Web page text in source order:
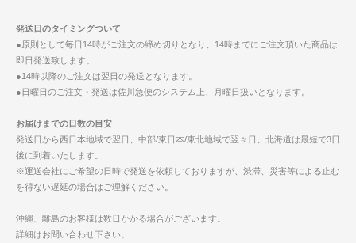
発送日のタイミングついて
●原則として毎日14時がご注文の締め切りとなり、14時までにご注文頂いた商品は
即日発送致します。
●14時以降のご注文は翌日の発送となります。
●日曜日のご注文・発送は佐川急便のシステム上、月曜日扱いとなります。
お届けまでの日数の目安
発送日から西日本地域で翌日、中部/東日本/東北地域で翌々日、北海道は最短で3日
後に到着いたします。
※運送会社にご希望の日時で発送を依頼しておりますが、渋滞、災害等による止む
を得ない遅延の場合はご理解ください。
沖縄、離島のお客様は数日かかる場合がございます。
詳細はお問い合わせ下さい。